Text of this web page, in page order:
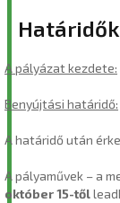
Határidők
A pályázat kezdete:
Benyújtási határidő:
A határidő után
A pályaművek – a
október 15-től